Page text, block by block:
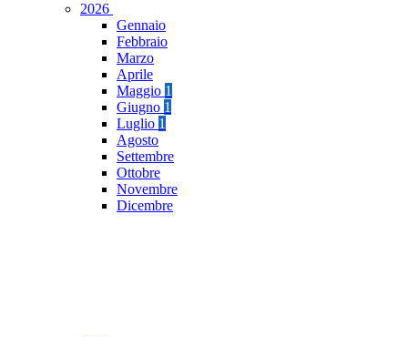
2026
Gennaio
Febbraio
Marzo
Aprile
Maggio 1
Giugno 1
Luglio 1
Agosto
Settembre
Ottobre
Novembre
Dicembre